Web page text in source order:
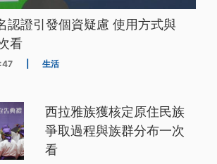
認證引發個資疑慮 使用方式與
看
生活
西拉雅族獲核定原住民族
爭取過程與族群分布一次
看